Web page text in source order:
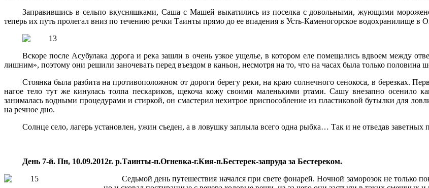
Заправившись в сельпо вкусняшками, Саша с Машей выкатились из поселка с довольными, жующими
теперь их путь пролегал вниз по течению речки Таинты прямо до ее впадения в Усть-Каменогорское водохранилище в
Вскоре после Асубулака дорога и река зашли в очень узкое ущелье, в котором еле помещались вдвоем между
лишним», поэтому они решили заночевать перед въездом в каньон, несмотря на то, что на часах была только половина
Стоянка была разбита на противоположном от дороги берегу реки, на краю солнечного сенокоса, в березках.
нагое тело тут же кинулась толпа пескариков, щекоча кожу своими маленькими ртами. Сашу внезапно осенило
занималась водными процедурами и стиркой, он смастерил нехитрое приспособление из пластиковой бутылки для
на речное дно.
Солнце село, лагерь установлен, ужин съеден, а в ловушку заплыла всего одна рыбка… Так и не отведав заветных
День 7-й. Пн, 10.09.2012г. р.Таинты-п.Огневка-г.Кия-п.Бестерек-запруда за Бестереком.
Седьмой день путешествия начался при свете фонарей. Ночной заморозок не только